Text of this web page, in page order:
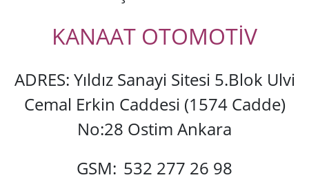
KANAAT OTOMOTİV
ADRES: Yıldız Sanayi Sitesi 5.Blok Ulvi
Cemal Erkin Caddesi (1574 Cadde)
No:28 Ostim Ankara
GSM: 532 277 26 98